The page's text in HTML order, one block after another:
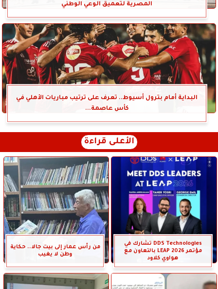
المصرية لتعميق الوعي الوطني
البداية أمام بترول أسيوط.. تعرف على ترتيب مباريات الأهلي في
كأس عاصمة...
الأعلى قراءة
DDS Technologies تشارك في
مؤتمر LEAP 2026 بالتعاون مع
هواوي كلاود
من رأس عمار إلى بيت جالا.. حكاية
وطن لا يغيب